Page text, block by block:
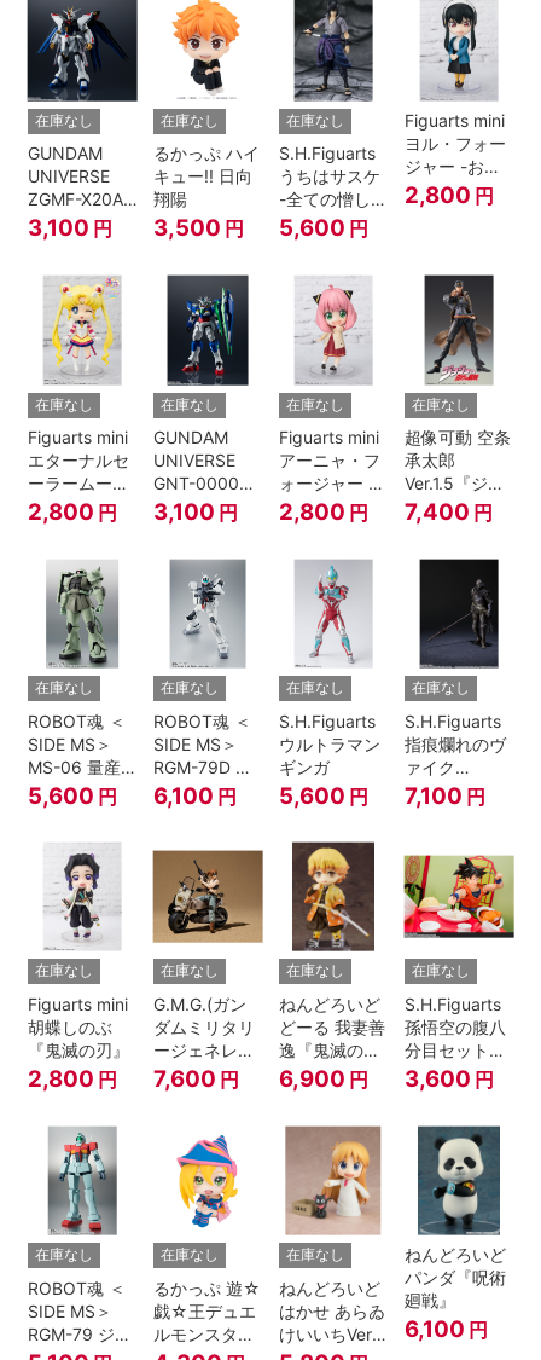
在庫なし
GUNDAM
UNIVERSE
ZGMF-X20A
STRIKE
FREEDOM
3,100 円
在庫なし
るかっぷ ハイ
キュー!! 日向
翔陽
3,500 円
在庫なし
S.H.Figuarts
うちはサスケ
-全ての憎しみ
を背負う者-
『NARUTO -
5,600 円
Figuarts mini
ヨル・フォー
ジャー -おで
けけこーで-
『SPY×FAMILY』
2,800 円
在庫なし
Figuarts mini
エターナルセ
ーラームーン-
Cosmos
edition-『美
ラームーン
Cosmos』
2,800 円
在庫なし
GUNDAM
UNIVERSE
GNT-0000
00 QAN[T]
3,100 円
在庫なし
Figuarts mini
アーニャ・フ
ォージャー -
おでけけこー
で-
2,800 円
在庫なし
超像可動 空条
承太郎
Ver.1.5『ジョ
ジョの奇妙な
冒険 第3部』
7,400 円
在庫なし
ROBOT魂 ＜
SIDE MS＞
MS-06 量産
型ザク ver.
A.N.I.M.E.
5,600 円
在庫なし
ROBOT魂 ＜
SIDE MS＞
RGM-79D ジ
ム寒冷地仕様
ver.
6,100 円
在庫なし
S.H.Figuarts
ウルトラマン
ギンガ
5,600 円
在庫なし
S.H.Figuarts
指痕爛れのヴ
ァイク
『ELDEN
RING』
7,100 円
在庫なし
Figuarts mini
胡蝶しのぶ
『鬼滅の刃』
2,800 円
在庫なし
G.M.G.(ガン
ダムミリタリ
ージェネレー
ション） 機動
戦士ガンダム
地球連邦軍V-
SP09 一般兵
士＆連邦兵専
用バイク
7,600 円
在庫なし
ねんどろいど
どーる 我妻善
逸『鬼滅の
刃』
6,900 円
在庫なし
S.H.Figuarts
孫悟空の腹八
分目セット
『ドラゴンボ
ールZ』
3,600 円
在庫なし
ROBOT魂 ＜
SIDE MS＞
RGM-79 ジム
在庫なし
るかっぷ 遊☆
戯☆王デュエ
ルモンスター
在庫なし
ねんどろいど
はかせ あらゐ
けいいちVer.
ねんどろいど
パンダ『呪術
廻戦』
6,100 円